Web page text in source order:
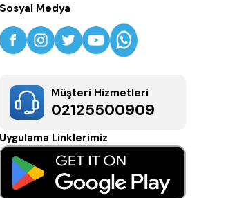
Sosyal Medya
Müşteri Hizmetleri
02125500909
Uygulama Linklerimiz